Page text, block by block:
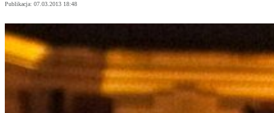
Publikacja: 07.03.2013 18:48